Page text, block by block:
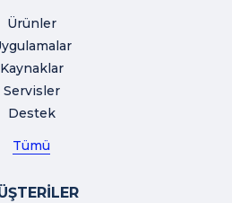
Ürünler
Kaynaklar
Servisler
Destek
Tümü